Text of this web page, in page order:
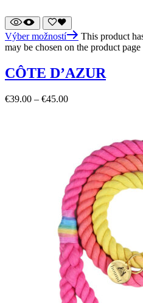
Výber možností
This product
may be chosen on the product page
CÔTE D’AZUR
€39.00 – €45.00